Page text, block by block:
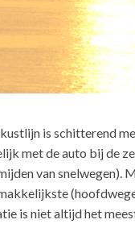
is schitterend
met de auto bij de
van snelwegen).
is niet altijd het